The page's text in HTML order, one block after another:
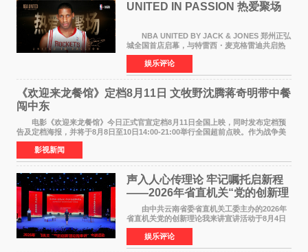
UNITED IN PASSION 热爱聚场
NBA UNITED BY JACK & JONES 郑州正弘
城全国首店启幕，与特雷西・麦克格雷迪共启热
爱 2026 年7 月21 日，
NBAUNITEDBYJACK&JONES 全国首店，于郑
州正弘城正式启幕。NBA 传奇球星
娱乐评论
《欢迎来龙餐馆》定档8月11日 文牧野沈腾蒋奇明带中餐
闯中东
电影《欢迎来龙餐馆》今日正式官宣定档8月11日全国上映，同时发布定档预
告及定档海报，并将于8月8日至10日14:00-21:00举行全国超前点映。作为战争美
食大片，影片讲述的是中国厨师徐福（沈腾
影视新闻
声入人心传理论 牢记嘱托启新程
——2026年省直机关“党的创新理
论我来讲”宣讲活动圆满落幕
由中共云南省委省直机关工委主办的2026年
省直机关党的创新理论我来讲宣讲活动于8月4日
至5日在昆明举办。活动以 "牢记嘱托 感恩奋进
开创云南发展新局面 "为主题，坚持以新时代中国
特色社会主义
娱乐评论